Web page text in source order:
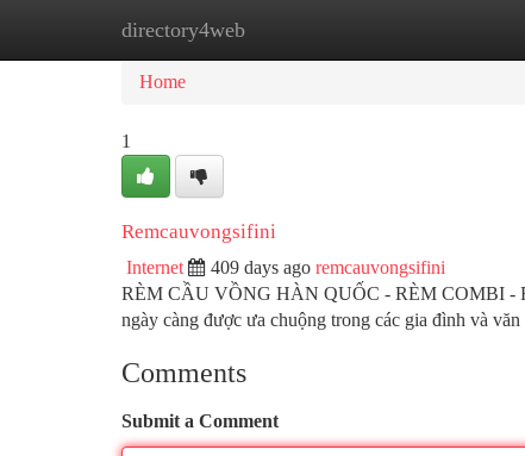
directory4web
Home New Site Listings
Home
1
Remcauvongsifini
Internet 409 days ago remcauvongsifini
RÈM CẦU VỒNG HÀN QUỐC - RÈM COMBI -
ngày càng được ưa chuộng trong các gia đình và văn
Comments
Submit a Comment